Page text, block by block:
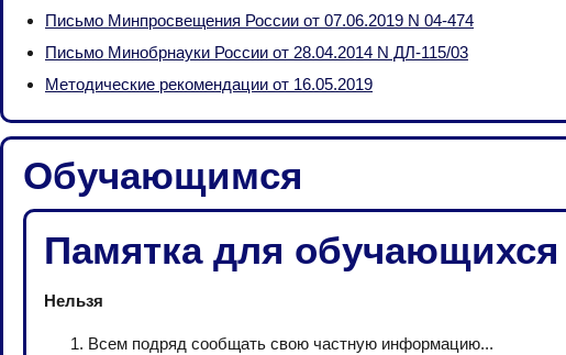
Письмо Минпросвещения России от 07.06.2019 N 04-474
Письмо Минобрнауки России от 28.04.2014 N ДЛ-115/03
Методические рекомендации от 16.05.2019
Обучающимся
Памятка для
Нельзя
Всем подряд сообщать свою частную информацию...